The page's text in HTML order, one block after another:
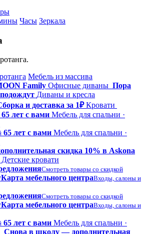
Часы Зеркала
Мебель из массива
Family Офисные диваны Пора
Диваны и кресла
и доставка за 1₽ Кровати
65 лет с вами Мебель для спальни ·
65 лет с вами Мебель для спальни ·
скидка 10% в Askona
кровати
Смотреть товары со скидкой
Карта мебельного центраВходы, салоны и
Смотреть товары со скидкой
Карта мебельного центраВходы, салоны и
65 лет с вами Мебель для спальни ·
Снова в школу — дополнительная